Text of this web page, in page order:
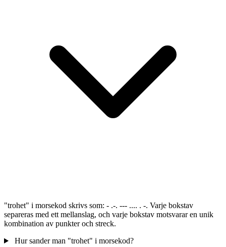
"trohet" i morsekod skrivs som: - .-. --- .... . -. Varje bokstav
separeras med ett mellanslag, och varje bokstav motsvarar en unik
kombination av punkter och streck.
Hur sander man "trohet" i morsekod?